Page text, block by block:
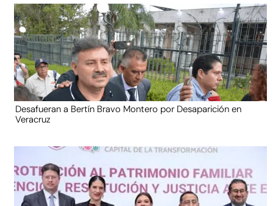
Desafueran a Bertín Bravo Montero por Desaparición en
Veracruz